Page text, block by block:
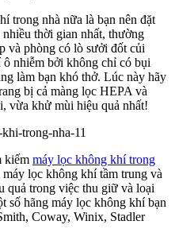
trong nhà nữa là bạn nên đặt
thời gian nhất, thường
và phòng có lò sưởi đốt củi
nhiễm bởi không chỉ có bụi
làm bạn khó thở. Lúc này hãy
bị cả màng lọc HEPA và
vừa khử mùi hiệu quả nhất!
kiếm máy lọc không khí trong
lọc không khí tầm trung và
quả trong việc thu giữ và loại
số hãng máy lọc không khí bạn
Coway, Winix, Stadler